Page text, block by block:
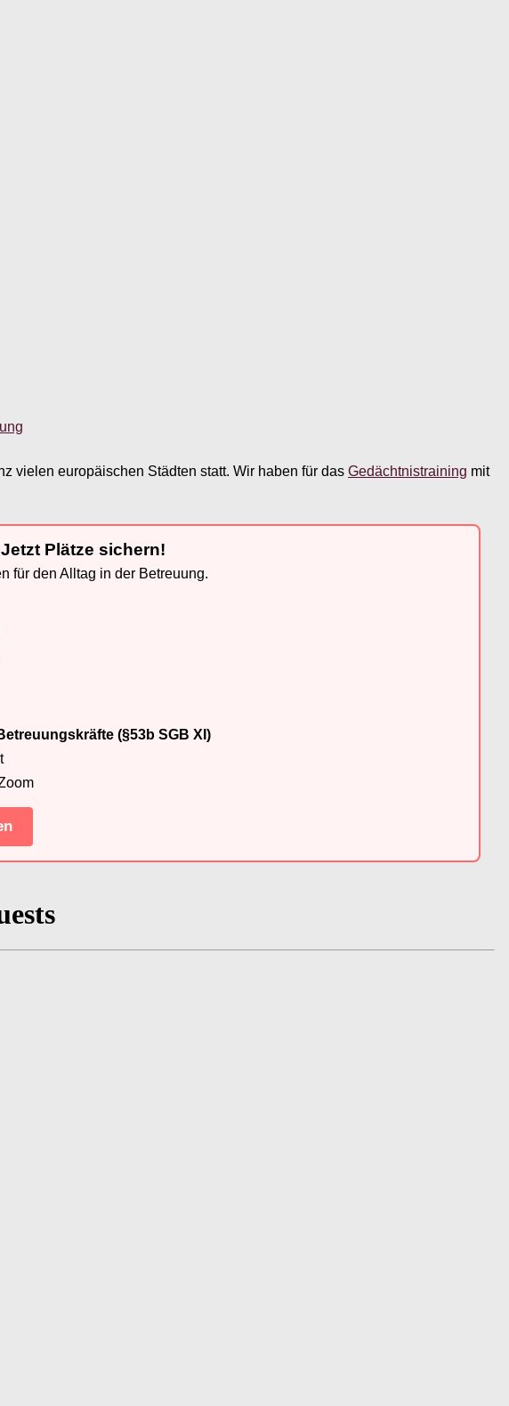
vielen europäischen Städten statt. Wir haben für das Gedächtnistraining mit
Plätze sichern!
für den Alltag in der Betreuung.
(§53b SGB XI)